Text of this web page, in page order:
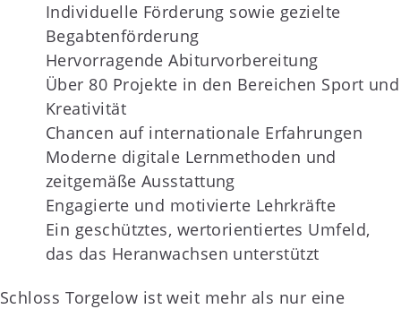
Individuelle Förderung sowie gezielte
Begabtenförderung
Hervorragende Abiturvorbereitung
Über 80 Projekte in den Bereichen Sport und
Kreativität
Chancen auf internationale Erfahrungen
Moderne digitale Lernmethoden und
zeitgemäße Ausstattung
Engagierte und motivierte Lehrkräfte
Ein geschütztes, wertorientiertes Umfeld,
das das Heranwachsen unterstützt
Schloss Torgelow ist weit mehr als nur eine